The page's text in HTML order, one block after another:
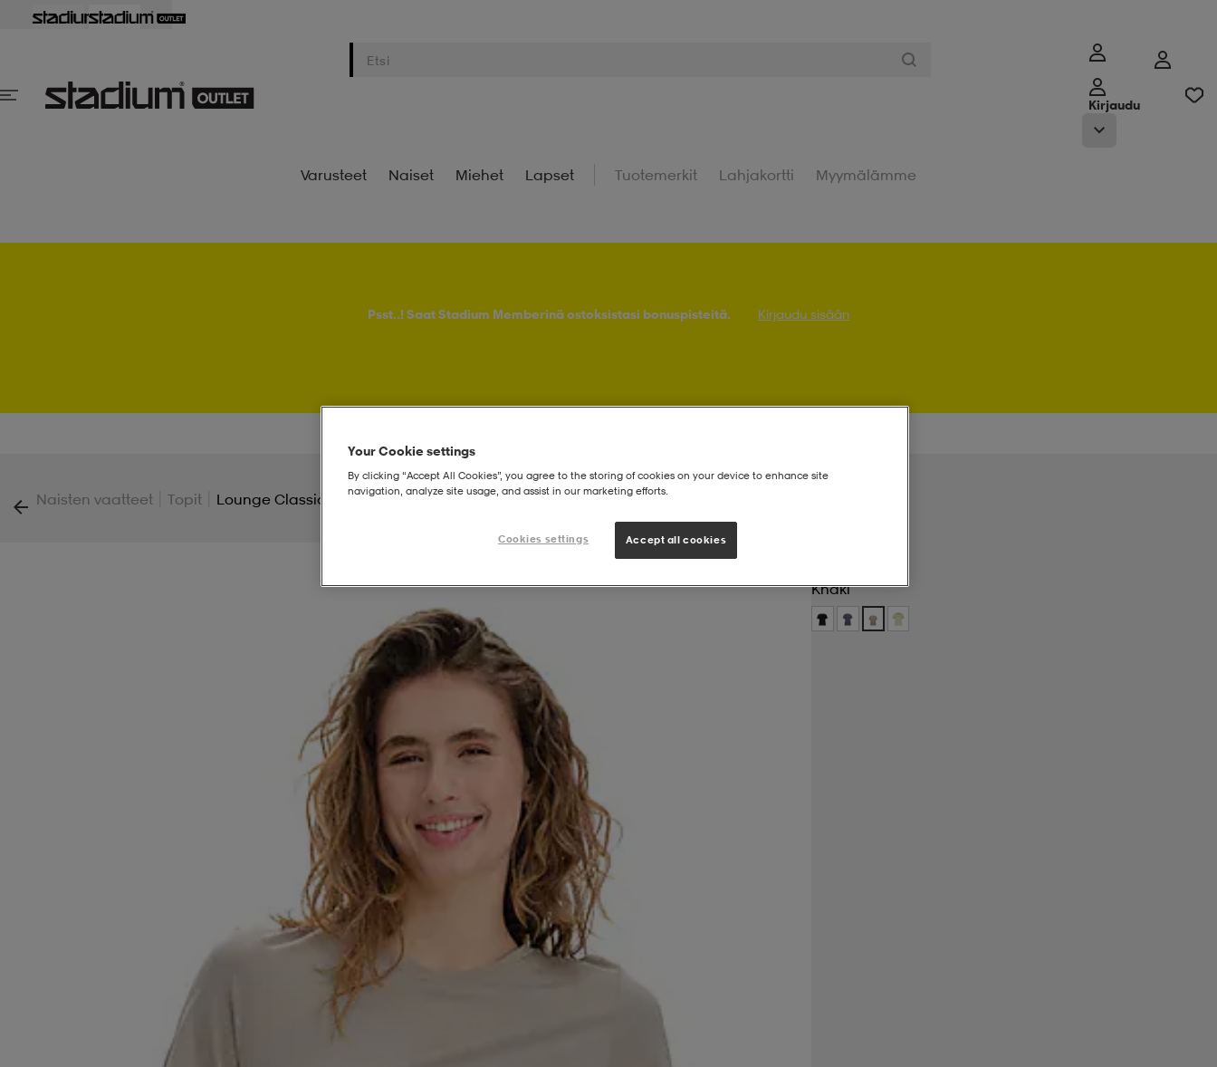
Kirjaudu
Varusteet Naiset Miehet Lapset Tuotemerkit Lahjakortti Myymälämme
Psst..! Saat Stadium Memberinä ostoksistasi bonuspisteitä. Kirjaudu sisään
Naisten vaatteet Topit Lounge Classic Tee W
Khaki
Your Cookie settings
By clicking “Accept All Cookies”, you agree to the storing of cookies on your device to enhance site
navigation, analyze site usage, and assist in our marketing efforts.
Cookies settings Accept all cookies